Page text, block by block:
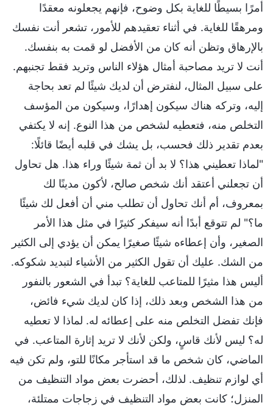
أمرًا بسيطًا للغاية بكل وضوح، فإنهم يجعلونه معقدًا
ومرهقًا للغاية. في أثناء تعقيدهم للأمور، تشعر أنت نفسك
بالإرهاق وتظن أنه كان من الأفضل لو قمت به بنفسك.
أنت لا تريد مصاحبة أمثال هؤلاء الناس وتريد فقط تجنبهم.
على سبيل المثال، لنفترض أن لديك شيئًا لم تعد بحاجة
إليه، وتركه هناك سيكون إهدارًا، وسيكون من المؤسف
التخلص منه، فتعطيه لشخص من هذا النوع. إنه لا يكتفي
بعدم تقدير ذلك فحسب، بل يشك في قلبه أيضًا قائلًا:
"لماذا تعطيني هذا؟ لا بد أن ثمة شيئًا وراء هذا. هل تحاول
أن تجعلني أعتقد أنك شخص صالح، لأكون مدينًا لك
بمعروف، أم أنك تحاول أن تطلب مني أن أفعل لك شيئًا
ما؟" لم تتوقع أبدًا أنه سيفكر كثيرًا في مثل هذا الأمر
الصغير، وأن إعطاءه شيئًا صغيرًا يمكن أن يؤدي إلى الكثير
من الشك. عليك أن تقول الكثير من الأشياء لتبديد شكوكه.
أليس هذا مثيرًا للمتاعب للغاية؟ تبدأ في الشعور بالنفور
من هذا الشخص وبعد ذلك، إذا كان لديك شيء فائض،
فإنك تفضل التخلص منه على إعطائه له. لماذا لا تعطيه
له؟ ليس لأنك قاسٍ، ولكن لأنك لا تريد إثارة المتاعب. في
الماضي، كان شخص ما قد استأجر مكانًا للتو، ولم تكن فيه
أي لوازم تنظيف. لذلك، أحضرت بعض مواد التنظيف من
المنزل؛ كانت بعض مواد التنظيف في زجاجات ممتلئة،